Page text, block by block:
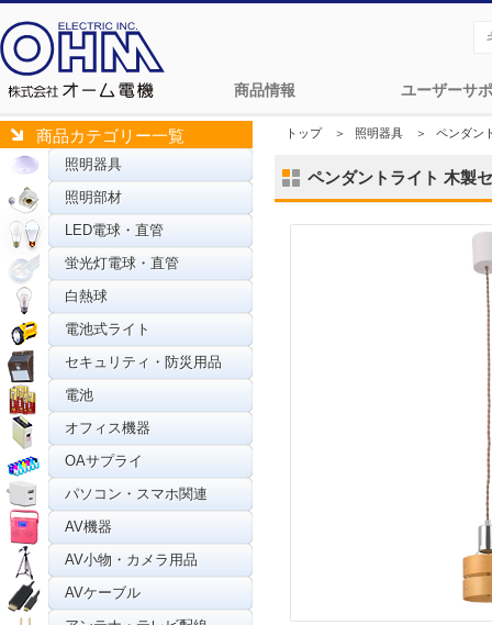
商品情報 ユーザーサ
商品カテゴリー一覧
照明器具
照明部材
LED電球・直管
蛍光灯電球・直管
白熱球
電池式ライト
セキュリティ・防災用品
電池
オフィス機器
OAサプライ
パソコン・スマホ関連
AV機器
AV小物・カメラ用品
AVケーブル
トップ＞ 照明器具 ＞ ペンダン
ペンダントライト 木製